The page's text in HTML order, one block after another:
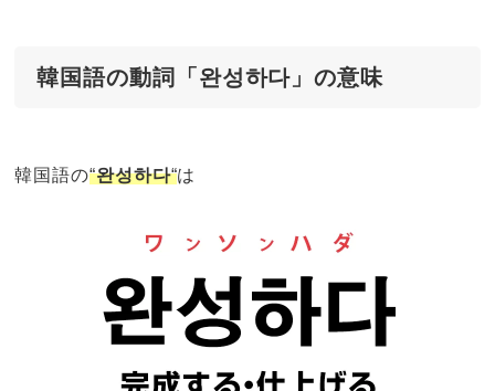
韓国語の動詞「완성하다」の意味
韓国語の“완성하다“は